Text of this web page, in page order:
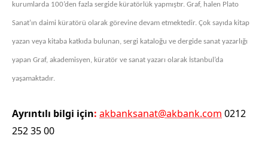
kurumlarda 100’den fazla sergide küratörlük yapmıştır. Graf, halen Plato
Sanat’ın daimi küratörü olarak görevine devam etmektedir. Çok sayıda kitap
yazan veya kitaba katkıda bulunan, sergi kataloğu ve dergide sanat yazarlığı
yapan Graf, akademisyen, küratör ve sanat yazarı olarak İstanbul’da
yaşamaktadır.
Ayrıntılı bilgi için: akbanksanat@akbank.com 0212
252 35 00